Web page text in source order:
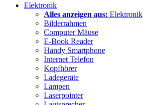
Elektronik
Alles anzeigen aus: Elektronik
Bilderrahmen
Computer Mäuse
E-Book Reader
Handy Smartphone
Internet Telefon
Kopfhörer
Ladegeräte
Lampen
Laserpointer